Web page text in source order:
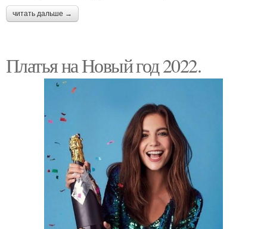
читать дальше →
Платья на Новый год 2022.